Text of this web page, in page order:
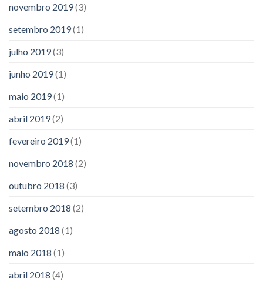
novembro 2019(3)
setembro 2019(1)
julho 2019(3)
junho 2019(1)
maio 2019(1)
abril 2019(2)
fevereiro 2019(1)
novembro 2018 (2)
outubro 2018 (3)
setembro 2018 (2)
agosto 2018 (1)
maio 2018 (1)
abril 2018 (4)